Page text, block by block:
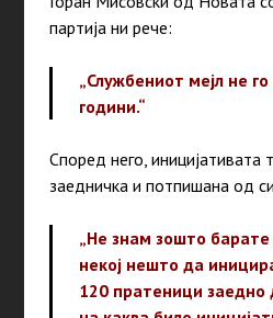
партија ни рече:
„Службениот мејл не
години.“
Според него, иницијативата
заедничка и потпишана од
„Не знам зошто
некој нешто да
120 пратеници заедно